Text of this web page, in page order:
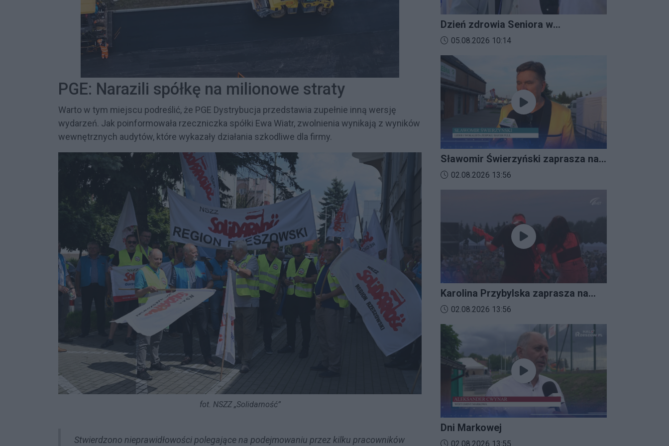
PGE: Narazili spółkę na milionowe straty
Warto w tym miejscu podreślić, że PGE Dystrybucja przedstawia zupełnie inną wersję
wydarzeń. Jak poinformowała rzeczniczka spółki Ewa Wiatr, zwolnienia wynikają z wyników
wewnętrznych audytów, które wykazały działania szkodliwe dla firmy.
fot. NSZZ „Solidarność”
Stwierdzono nieprawidłowości polegające na podejmowaniu przez kilku pracowników
Dzień zdrowia Seniora w
Bratkowicach
Data dodania materiału wideo:
05.08.2026 10:14
Sławomir Świerzyński zaprasza na
Imprezalia 2026
Data dodania materiału wideo:
02.08.2026 13:56
Karolina Przybylska zaprasza na
Imprezalia 2026
Data dodania materiału wideo:
02.08.2026 13:56
Dni Markowej
Data dodania materiału wideo:
02.08.2026 13:55